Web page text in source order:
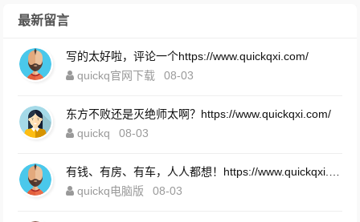
最新留言
写的太好啦，评论一个https://www.quickqxi.com/
quickq官网下载
08-03
东方不败还是灭绝师太啊？https://www.quickqxi.com/
quickq
08-03
quickq电脑版
08-03